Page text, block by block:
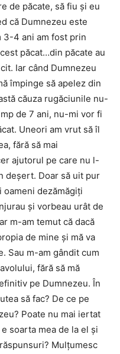
de păcate, să fiu şi eu
că Dumnezeu este
3-4 ani am fost prin
păcat…din păcate au
Iar când Dumnezeu
împinge să apelez din
căuza rugăciunile nu-
de 7 ani, nu-mi vor fi
Uneori am vrut să îl
fără să mai
ajutorul pe care nu l-
deşert. Doar să uit pur
oameni dezămăgiţi
şi vorbeau urât de
m-am temut că dacă
de mine şi mă va
Sau m-am gândit cum
fără să mă
pe Dumnezeu. În
să fac? De ce pe
Poate nu mai iertat
soarta mea de la el şi
Mulţumesc